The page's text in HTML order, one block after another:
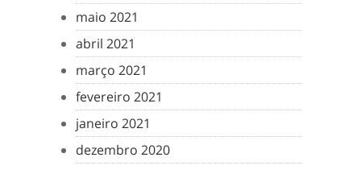
maio 2021
abril 2021
março 2021
fevereiro 2021
janeiro 2021
dezembro 2020